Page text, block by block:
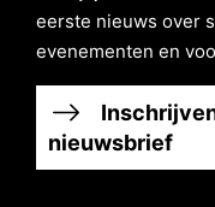
eerste nieuws over
evenementen en
nieuwsbrief